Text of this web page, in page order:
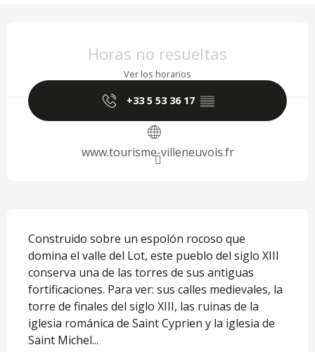
Horas no resueltas
Ver los horarios
+33 5 53 36 17 ▒▒
www.tourisme-villeneuvois.fr
Construido sobre un espolón rocoso que
domina el valle del Lot, este pueblo del siglo XIII
conserva una de las torres de sus antiguas
fortificaciones. Para ver: sus calles medievales, la
torre de finales del siglo XIII, las ruinas de la
iglesia románica de Saint Cyprien y la iglesia de
Saint Michel...